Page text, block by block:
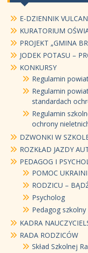
E-DZIENNIK
KURATORIUM
PROJEKT „GMINA
JODEK POTASU –
KONKURSY
Regulamin
Regulamin
standardach
Regulamin
ochrony
DZWONKI W
ROZKŁAD JAZDY
PEDAGOG I
POMOC
RODZICU –
Psycholog
Pedagog szkolny
KADRA
RADA RODZICÓW
Skład Szkolnej